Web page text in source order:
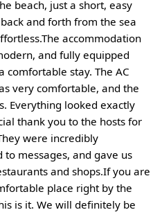
beach, just a short, easy
and forth from the sea
accommodation
and fully equipped
stay. The AC
very comfortable, and the
Everything looked exactly
thank you to the hosts for
were incredibly
messages, and gave us
and shops.If you are
place right by the
is it. We will definitely be